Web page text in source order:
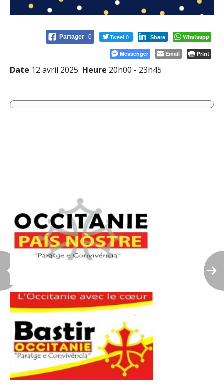
Partager 0 Tweet 0 Share Whatsapp
Messenger Email Print
Date 12 avril 2025 Heure 20h00 - 23h45